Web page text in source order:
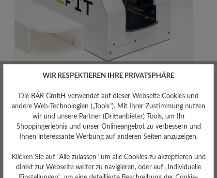
Scan2Fit Termine
buchen:
Jetzt Termin für scan2fit® sichern
möchten IhreFüße professionell vermessen
WIR RESPEKTIEREN IHRE PRIVATSPHÄRE
Die BÄR GmbH verwendet auf dieser Webseite Cookies und
andere Web-Technologien („Tools“). Mit Ihrer Zustimmung nutzen
wir und unsere Partner (Drittanbieter) Tools, um Ihr
Shoppingerlebnis und unser Onlineangebot zu verbessern und
Ihnen interessante Werbung auf anderen Seiten anzuzeigen.
Klicken Sie auf "Alle zulassen" um alle Cookies zu akzeptieren und
direkt zur Webseite weiter zu navigieren, oder auf „Individuelle